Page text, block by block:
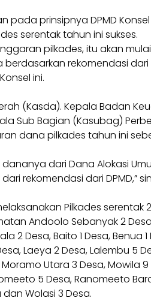
pada prinsipnya DPMD
serentak tahun ini sukses.
pilkades, itu akan
rekomendasi dari
ini.
(Kasda). Kepala Badan
Sub Bagian (Kasubag)
dana pilkades tahun ini
dari Dana Alokasi
rekomendasi dari DPMD,”
Pilkades serentak
Andoolo Sebanyak 2
2 Desa, Baito 1 Desa, Benua 1
Laeya 2 Desa, Lalembu 5
Utara 3 Desa, Mowila
5 Desa, Ranomeeto
Wolasi 3 Desa.